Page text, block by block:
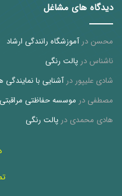
دیدگاه های مشاغل
محسن درآموزشگاه رانندگی ارشاد
ناشناس درپالت رنگی
شادی علیپوردرآشنایی با
مصطفی در موسسه حفاظتی
هادی محمدی درپالت رنگی